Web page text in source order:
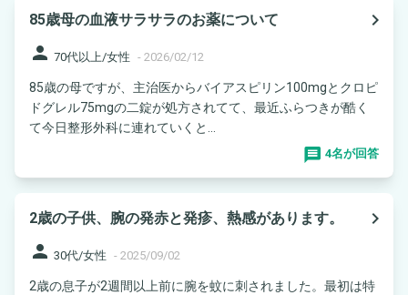
85歳母の血液サラサラのお薬について
navigate_next
person 70代以上/女性 - 2026/02/12
85歳の母ですが、主治医からバイアスピリン100mgとクロピ
ドグレル75mgの二錠が処方されてて、最近ふらつきが酷く
て今日整形外科に連れていくと...
4名が回答
2歳の子供、腕の発赤と発疹、熱感があります。
navigate_next
person 30代/女性 - 2025/09/02
2歳の息子が2週間以上前に腕を蚊に刺されました。最初は特